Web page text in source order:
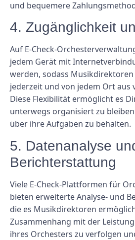
und bequemere
4. Zugänglichkeit
Auf E-Check-
jedem Gerät mit
werden, sodass
jederzeit und von jedem Ort aus
Diese Flexibilität ermöglicht es
unterwegs organisiert zu
über ihre Aufgaben zu behalten.
5. Datenanalyse
Berichterstattung
Viele E-Check-Plattformen für
bieten erweiterte Analyse- und
die es Musikdirektoren
Zusammenhang mit der
ihres Orchesters zu verfolgen